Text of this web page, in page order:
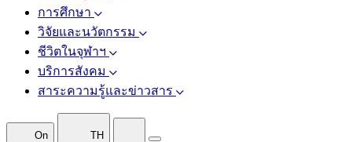
การศึกษา
วิจัยและนวัตกรรม
ชีวิตในจุฬาฯ
บริการสังคม
สาระความรู้และข่าวสาร
On TH